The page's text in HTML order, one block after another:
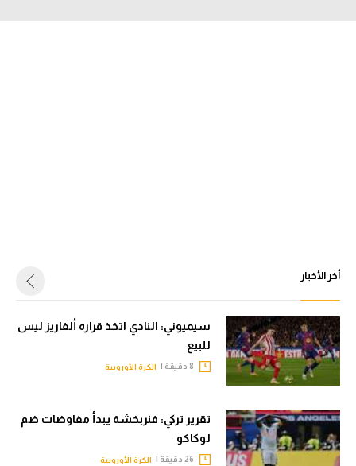
أخر الأخبار
سيميوني: النادي اتخذ قراره ألفاريز ليس
للبيع
الكرة الأوروبية
تقرير تركي: فنربخشة يبدأ مفاوضات ضم
لوكاكو
الكرة الأوروبية